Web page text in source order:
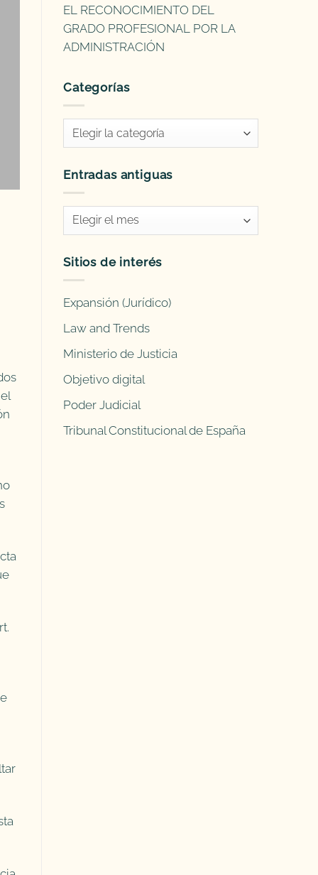
EL RECONOCIMIENTO DEL
GRADO PROFESIONAL POR LA
ADMINISTRACIÓN
Categorías
Categorías
Entradas antiguas
Entradas
antiguas
Sitios de interés
Expansión (Jurídico)
Law and Trends
Ministerio de Justicia
Objetivo digital
Poder Judicial
Tribunal Constitucional de España